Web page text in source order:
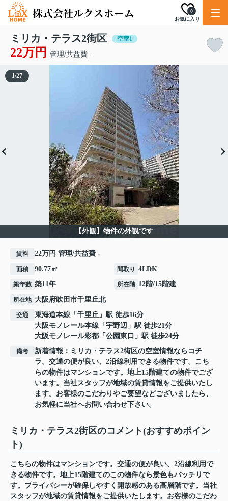
お気に入り
0
ミリカ・テラス2街区 空室1
22万円 管理/共益費 -
【外観】物件の外観です
1/27
賃料 22万円 管理/共益費 -
面積 90.77㎡ 間取り 4LDK
築年数 築11年 所在階 12階/15階建
所在地 大阪府吹田市千里丘北
交通 東海道本線 「 千里丘 」駅 徒歩16分
大阪モノレール本線 「 宇野辺 」駅 徒歩21分
大阪モノレール彩都 「 公園東口 」駅 徒歩24分
備考
新着情報：ミリカ・テラス2街区の空室情報ならコチ
ラ。交通の便が良い、2沿線利用できる物件です。こち
らの物件はマンションです。地上15階建ての物件でござ
います。当社スタッフが地域の賃貸情報をご提供いたし
ます。お客様のこだわりやご要望などございましたら、
お気軽に当社へお問い合わせ下さい。
ミリカ・テラス2街区のコメント(おすすめポイン
ト)
こちらの物件はマンションです。交通の便が良い、2沿線利用で
きる物件です。地上15階建てのこの物件なら景色もバッチリで
す。プライバシーが確保しやすく開放感のある高層階です。当社
スタッフが地域の賃貸情報をご提供いたします。お客様のこだわ